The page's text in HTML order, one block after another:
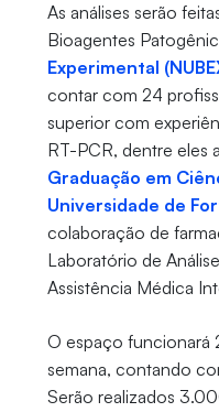
As análises serão
Bioagentes
Experimental
contar com 24
superior com
RT-PCR, dentre eles
Graduação em
Universidade de
colaboração de
Laboratório de
Assistência Médica
O espaço funcionará
semana, contando
Serão realizados